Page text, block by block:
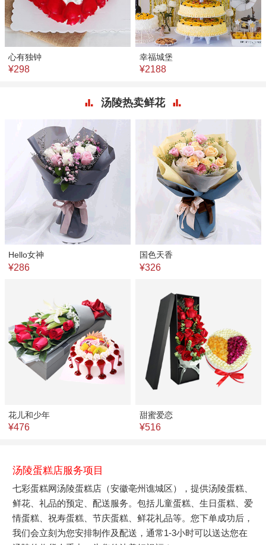
心有独钟
¥298
幸福城堡
¥2188
汤陵热卖鲜花
Hello女神
¥286
国色天香
¥326
花儿和少年
¥476
甜蜜爱恋
¥516
汤陵蛋糕店服务项目
七彩蛋糕网汤陵蛋糕店（安徽亳州谯城区），提供汤陵蛋糕、
鲜花、礼品的预定、配送服务。包括儿童蛋糕、生日蛋糕、爱
情蛋糕、祝寿蛋糕、节庆蛋糕、鲜花礼品等。您下单成功后，
我们会立刻为您安排制作及配送，通常1-3小时可以送达您在